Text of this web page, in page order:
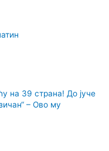
на 39 страна! До јуче
– Ово му